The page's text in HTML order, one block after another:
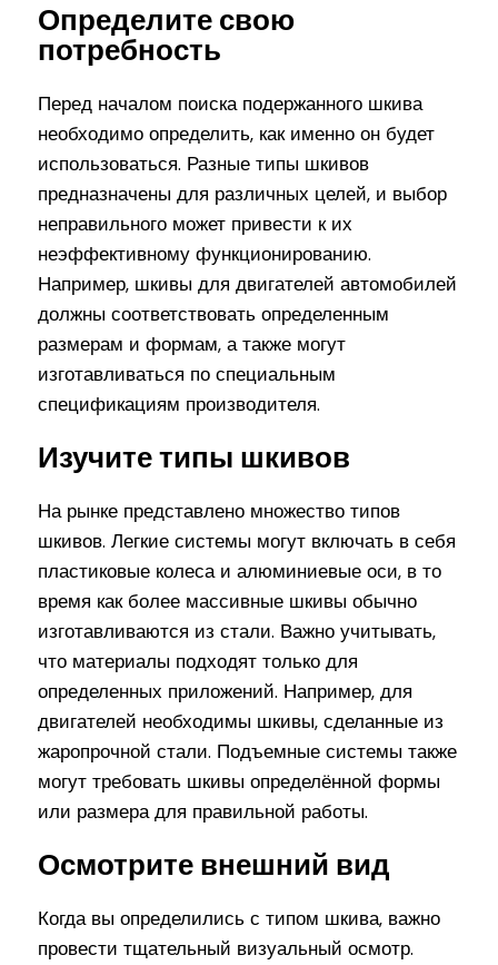
Определите свою
потребность
Перед началом поиска подержанного шкива
необходимо определить, как именно он будет
использоваться. Разные типы шкивов
предназначены для различных целей, и выбор
неправильного может привести к их
неэффективному функционированию.
Например, шкивы для двигателей автомобилей
должны соответствовать определенным
размерам и формам, а также могут
изготавливаться по специальным
спецификациям производителя.
Изучите типы шкивов
На рынке представлено множество типов
шкивов. Легкие системы могут включать в себя
пластиковые колеса и алюминиевые оси, в то
время как более массивные шкивы обычно
изготавливаются из стали. Важно учитывать,
что материалы подходят только для
определенных приложений. Например, для
двигателей необходимы шкивы, сделанные из
жаропрочной стали. Подъемные системы также
могут требовать шкивы определённой формы
или размера для правильной работы.
Осмотрите внешний вид
Когда вы определились с типом шкива, важно
провести тщательный визуальный осмотр.